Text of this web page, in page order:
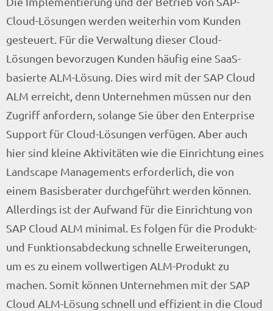
Cloud-Lösungen werden weiterhin vom Kunden
gesteuert. Für die Verwaltung dieser Cloud-
Lösungen bevorzugen Kunden häufig eine SaaS-
basierte ALM-Lösung. Dies wird mit der SAP Cloud
ALM erreicht, denn Unternehmen müssen nur den
Zugriff anfordern, solange Sie über den Enterprise
Support für Cloud-Lösungen verfügen. Aber auch
hier sind kleine Aktivitäten wie die Einrichtung eines
Landscape Managements erforderlich, die von
einem Basisberater durchgeführt werden können.
Allerdings ist der Aufwand für die Einrichtung von
SAP Cloud ALM minimal. Es folgen für die Produkt-
und Funktionsabdeckung schnelle Erweiterungen,
um es zu einem vollwertigen ALM-Produkt zu
machen. Somit können Unternehmen mit der SAP
Cloud ALM-Lösung schnell und effizient in die Cloud